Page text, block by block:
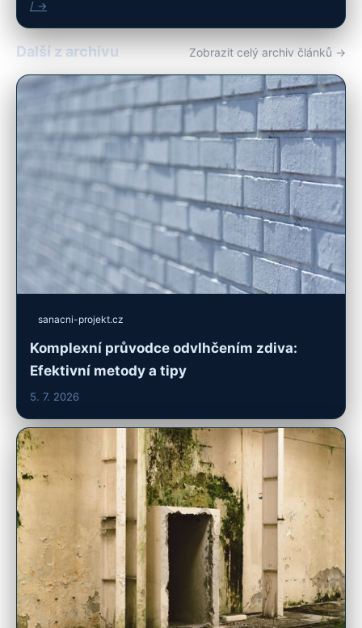
/ →
Další z archivu Zobrazit celý archiv článků →
sanacni-projekt.cz
Komplexní průvodce odvlhčením zdiva:
Efektivní metody a tipy
5. 7. 2026